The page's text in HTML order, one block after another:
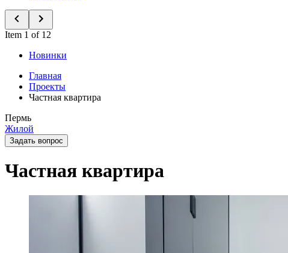
Item 1 of 12
Новинки
Главная
Проекты
Частная квартира
Пермь
Жилой
Задать вопрос
Частная квартира